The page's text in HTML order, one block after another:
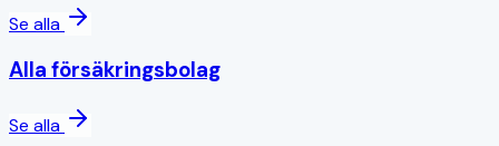
Se alla
Alla försäkringsbolag
Se alla